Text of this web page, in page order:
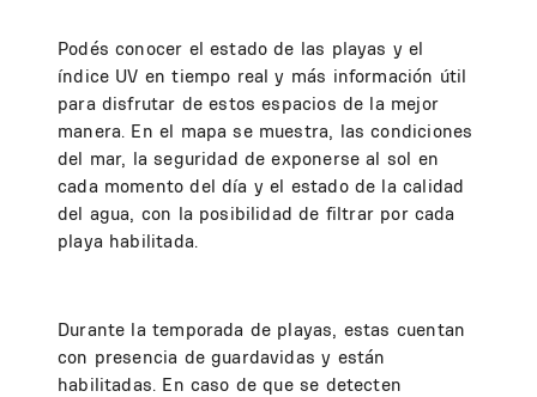
Podés conocer el estado de las playas y el
índice UV en tiempo real y más información útil
para disfrutar de estos espacios de la mejor
manera. En el mapa se muestra, las condiciones
del mar, la seguridad de exponerse al sol en
cada momento del día y el estado de la calidad
del agua, con la posibilidad de filtrar por cada
playa habilitada.
Durante la temporada de playas, estas cuentan
con presencia de guardavidas y están
habilitadas. En caso de que se detecten